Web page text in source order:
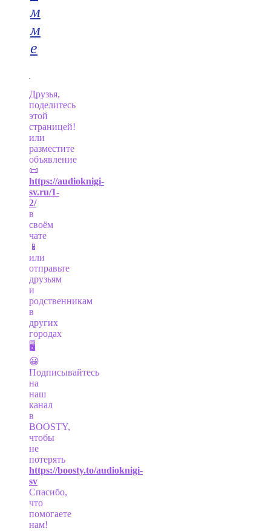
м
м
е
Друзья,
поделитесь
этой
страницей!
или
разместите
объявление
📜
https://audioknigi-
sv.ru/1-
2/
в
своём
чате
📱
или
отправьте
друзьям
и
родственникам
в
других
городах
🖥
😀
Подписывайтесь
на
наш
канал
в
BOOSTY,
чтобы
не
потерять
https://boosty.to/audioknigi-
sv
Спасибо,
что
помогаете
нам!